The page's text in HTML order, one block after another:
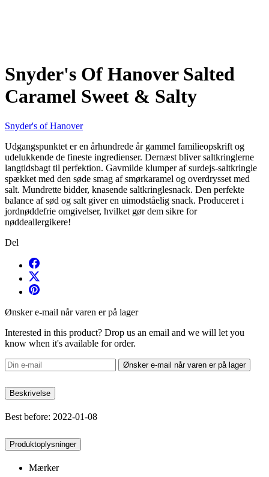
Snyder's Of Hanover Salted
Caramel Sweet & Salty
Snyder's of Hanover
Udgangspunktet er en århundrede år gammel familieopskrift og
udelukkende de fineste ingredienser. Dernæst bliver saltkringlerne
langtidsbagt til perfektion. Gavmilde klumper af surdejs-saltkringle
spækket med den søde smag af smørkaramel og overdrysset med
salt. Mundrette bidder, knasende saltkringlesnack. Den perfekte
balance af sød og salt giver en uimodståelig snack. Produceret i
jordnøddefrie omgivelser, hvilket gør dem sikre for
nøddeallergikere!
Del
Ønsker e-mail når varen er på lager
Interested in this product? Drop us an email and we will let you
know when it's available for order.
Ønsker e-mail når varen er på lager
Beskrivelse
Best before: 2022-01-08
Produktoplysninger
Mærker